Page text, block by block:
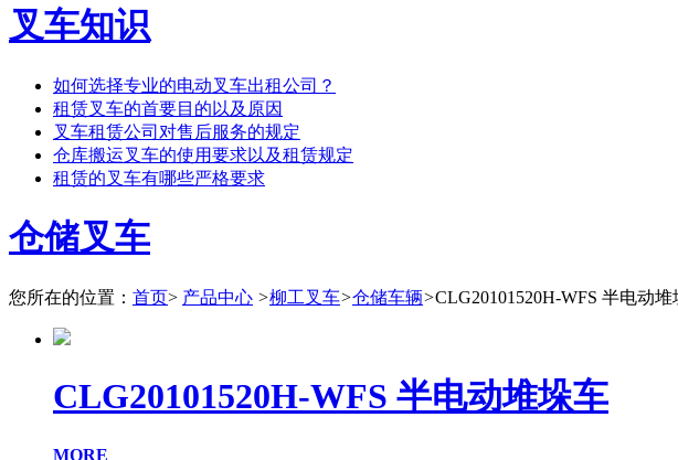
叉车知识
如何选择专业的电动叉车出租公司？
租赁叉车的首要目的以及原因
叉车租赁公司对售后服务的规定
仓库搬运叉车的使用要求以及租赁规定
租赁的叉车有哪些严格要求
仓储叉车
您所在的位置： 首页> 产品中心 >柳工叉车>仓储车辆>CLG20101520H-WFS 半电动堆
CLG20101520H-WFS 半电动堆垛车
MORE